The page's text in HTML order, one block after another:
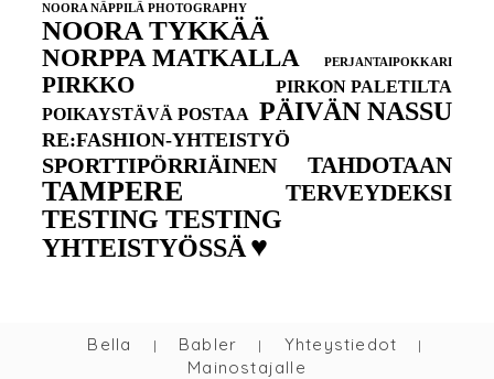
NOORA NÄPPILÄ PHOTOGRAPHY
NOORA TYKKÄÄ
NORPPA MATKALLA PERJANTAIPOKKARI
PIRKKO
PIRKON PALETILTA
POIKAYSTÄVÄ POSTAA PÄIVÄN NASSU
RE:FASHION-YHTEISTYÖ
SPORTTIPÖRRIÄINEN TAHDOTAAN
TAMPERE TERVEYDEKSI
TESTING TESTING
YHTEISTYÖSSÄ ♥
Bella | Babler | Yhteystiedot |
Mainostajalle